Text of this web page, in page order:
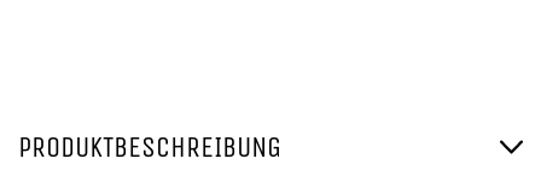
PRODUKTBESCHREIBUNG